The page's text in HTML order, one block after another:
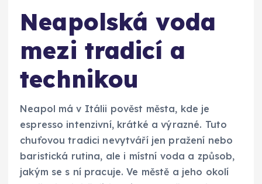
Neapolská voda
mezi tradicí a
technikou
Neapol má v Itálii pověst města, kde je
espresso intenzivní, krátké a výrazné. Tuto
chuťovou tradici nevytváří jen pražení nebo
baristická rutina, ale i místní voda a způsob,
jakým se s ní pracuje. Ve městě a jeho okolí